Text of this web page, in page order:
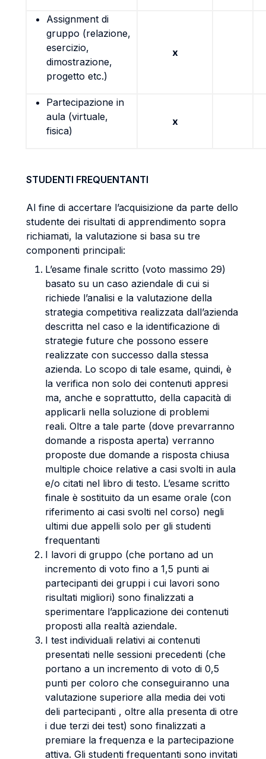
Assignment di
gruppo (relazione,
esercizio,
dimostrazione,
progetto etc.)
x
Partecipazione in
aula (virtuale,
fisica)
x
STUDENTI FREQUENTANTI
Al fine di accertare l’acquisizione da parte dello
studente dei risultati di apprendimento sopra
richiamati, la valutazione si basa su tre
componenti principali:
L’esame finale scritto (voto massimo 29)
basato su un caso aziendale di cui si
richiede l’analisi e la valutazione della
strategia competitiva realizzata dall’azienda
descritta nel caso e la identificazione di
strategie future che possono essere
realizzate con successo dalla stessa
azienda. Lo scopo di tale esame, quindi, è
la verifica non solo dei contenuti appresi
ma, anche e soprattutto, della capacità di
applicarli nella soluzione di problemi
reali. Oltre a tale parte (dove prevarranno
domande a risposta aperta) verranno
proposte due domande a risposta chiusa
multiple choice relative a casi svolti in aula
e/o citati nel libro di testo. L’esame scritto
finale è sostituito da un esame orale (con
riferimento ai casi svolti nel corso) negli
ultimi due appelli solo per gli studenti
frequentanti
I lavori di gruppo (che portano ad un
incremento di voto fino a 1,5 punti ai
partecipanti dei gruppi i cui lavori sono
risultati migliori) sono finalizzati a
sperimentare l’applicazione dei contenuti
proposti alla realtà aziendale.
I test individuali relativi ai contenuti
presentati nelle sessioni precedenti (che
portano a un incremento di voto di 0,5
punti per coloro che conseguiranno una
valutazione superiore alla media dei voti
deli partecipanti , oltre alla presenta di otre
i due terzi dei test) sono finalizzati a
premiare la frequenza e la partecipazione
attiva. Gli studenti frequentanti sono invitati